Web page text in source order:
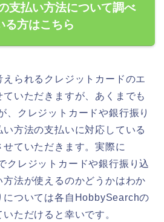
支払い方法について調べ
る方はこちら
られるクレジットカードのエ
いただきますが、あくまでも
、クレジットカードや銀行振り
方法の支払いに対応している
ていただきます。実際に
クレジットカードや銀行振り込
法が使えるのかどうかはわか
については各自HobbySearchの
ただけると幸いです。